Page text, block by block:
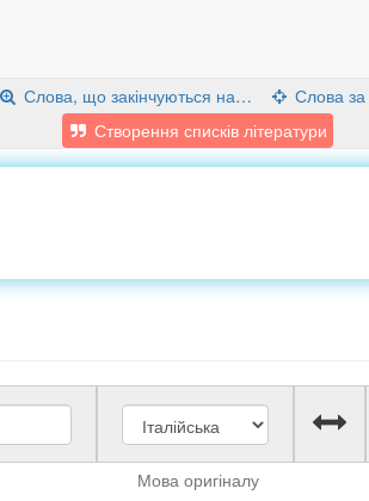
Слова, що закінчуються на… Слова
Створення списків літератури
Мова оригіналу